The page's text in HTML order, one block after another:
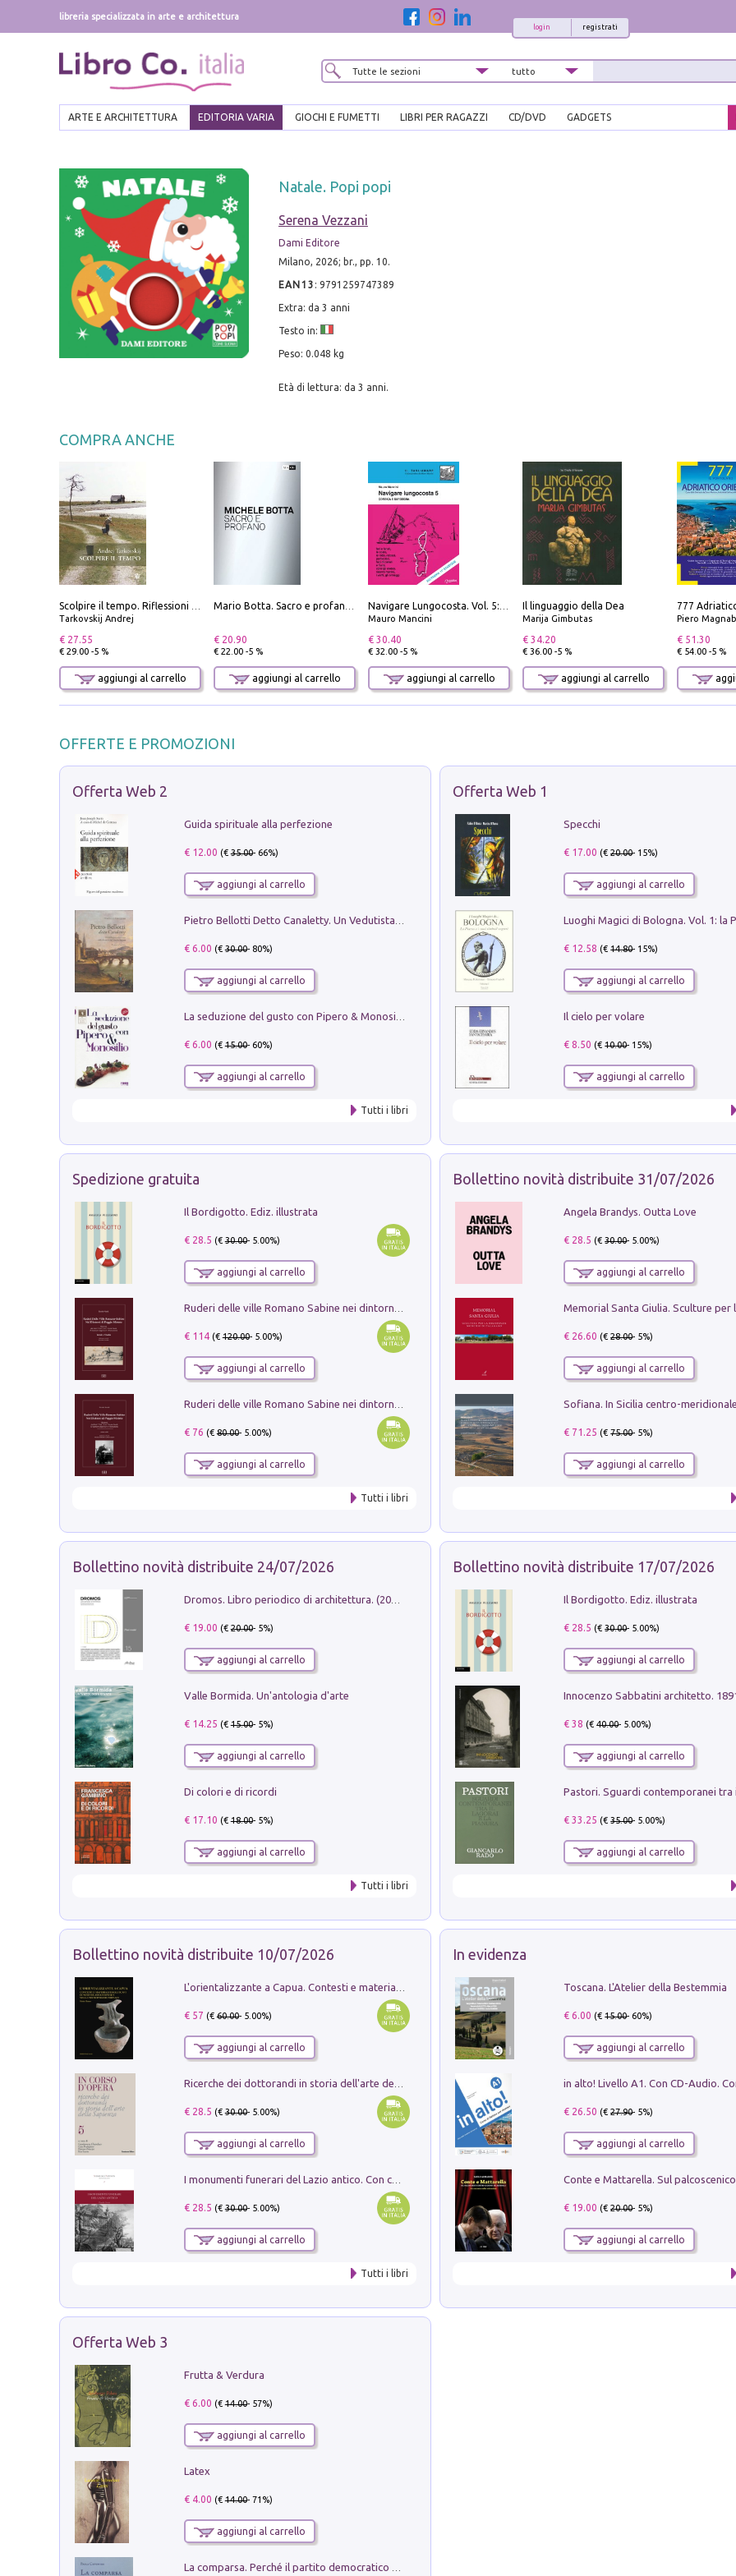
libreria specializzata in arte e architettura
registrati
login
ARTE E ARCHITETTURA EDITORIA VARIA GIOCHI E FUMETTI LIBRI PER RAGAZZI CD/DVD GADGETS
Natale. Popi popi
Serena Vezzani
Dami Editore
Milano, 2026; br., pp. 10.
EAN13 : 9791259747389
Extra: da 3 anni
Testo in:
Peso: 0.048 kg
Età di lettura: da 3 anni.
COMPRA ANCHE
Tarkovskij Andrej
€ 27.55
€ 29.00 -5 %
aggiungi al carrello
€ 20.90
€ 22.00 -5 %
aggiungi al carrello
Mauro Mancini
€ 30.40
€ 32.00 -5 %
aggiungi al carrello
Il linguaggio della Dea
Marija Gimbutas
€ 34.20
€ 36.00 -5 %
aggiungi al carrello
Piero Magnabosco;
€ 51.30
€ 54.00 -5 %
OFFERTE E PROMOZIONI
Offerta Web 2
Guida spirituale alla perfezione
€ 12.00 (€35.00- 66%)
aggiungi al carrello
€ 6.00 (€30.00- 80%)
aggiungi al carrello
€ 6.00 (€15.00- 60%)
aggiungi al carrello
Tutti i libri
Offerta Web 1
Specchi
€ 17.00 (€20.00- 15%)
aggiungi al carrello
€ 12.58 (€14.80- 15%)
aggiungi al carrello
Il cielo per volare
€ 8.50 (€10.00- 15%)
aggiungi al carrello
Spedizione gratuita
Il Bordigotto. Ediz. illustrata
€ 28.5 (€30.00- 5.00%)
aggiungi al carrello
€ 114(€120.00- 5.00%)
aggiungi al carrello
€ 76 (€80.00- 5.00%)
aggiungi al carrello
Tutti i libri
Bollettino novità distribuite 31/07/2026
Angela Brandys. Outta Love
€ 28.5 (€30.00- 5.00%)
aggiungi al carrello
€ 26.60 (€28.00- 5%)
aggiungi al carrello
€ 71.25 (€75.00- 5%)
aggiungi al carrello
Bollettino novità distribuite 24/07/2026
Dromos. Libro periodico di architettura. (2026). Vol. 15: Post-model
€ 19.00 (€20.00- 5%)
aggiungi al carrello
Valle Bormida. Un'antologia d'arte
€ 14.25 (€15.00- 5%)
aggiungi al carrello
Di colori e di ricordi
€ 17.10 (€18.00- 5%)
aggiungi al carrello
Tutti i libri
Bollettino novità distribuite 17/07/2026
Il Bordigotto. Ediz. illustrata
€ 28.5 (€30.00- 5.00%)
aggiungi al carrello
Innocenzo Sabbatini architetto.
€ 38 (€40.00- 5.00%)
aggiungi al carrello
€ 33.25 (€35.00- 5.00%)
aggiungi al carrello
Bollettino novità distribuite 10/07/2026
€ 57 (€60.00- 5.00%)
aggiungi al carrello
€ 28.5 (€30.00- 5.00%)
aggiungi al carrello
I monumenti funerari del Lazio antico. Con cartella con tavole
€ 28.5 (€30.00- 5.00%)
aggiungi al carrello
Tutti i libri
In evidenza
Toscana. L'Atelier della Bestemmia
€ 6.00 (€15.00- 60%)
aggiungi al carrello
€ 26.50 (€27.90- 5%)
aggiungi al carrello
€ 19.00 (€20.00- 5%)
aggiungi al carrello
Offerta Web 3
Frutta & Verdura
€ 6.00 (€14.00- 57%)
aggiungi al carrello
Latex
€ 4.00 (€14.00- 71%)
aggiungi al carrello